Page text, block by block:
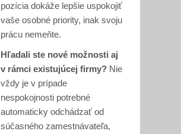
pozícia dokáže lepšie uspokojiť
vaše osobné priority, inak svoju
prácu nemeňte.
Hľadali ste nové možnosti aj
v rámci existujúcej firmy? Nie
vždy je v prípade
nespokojnosti potrebné
automaticky odchádzať od
súčasného zamestnávateľa,